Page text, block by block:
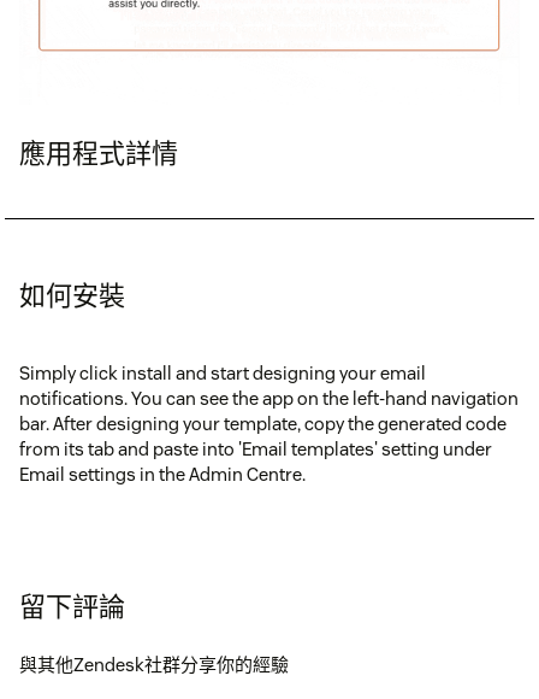
應用程式詳情
如何安裝
Simply click install and start designing your email
notifications. You can see the app on the left-hand navigation
bar. After designing your template, copy the generated code
from its tab and paste into 'Email templates' setting under
Email settings in the Admin Centre.
留下評論
與其他Zendesk社群分享你的經驗